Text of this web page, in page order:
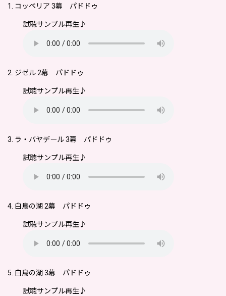
1. コッペリア 3幕 パドドゥ
試聴サンプル再生♪
2. ジゼル 2幕 パドドゥ
試聴サンプル再生♪
3. ラ・バヤデール 3幕 パドドゥ
試聴サンプル再生♪
4. 白鳥の湖 2幕 パドドゥ
試聴サンプル再生♪
5. 白鳥の湖 3幕 パドドゥ
試聴サンプル再生♪